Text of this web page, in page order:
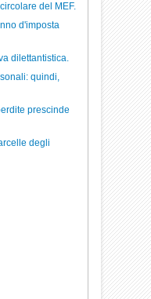
del MEF.
d'imposta
dilettantistica.
quindi,
prescinde
degli